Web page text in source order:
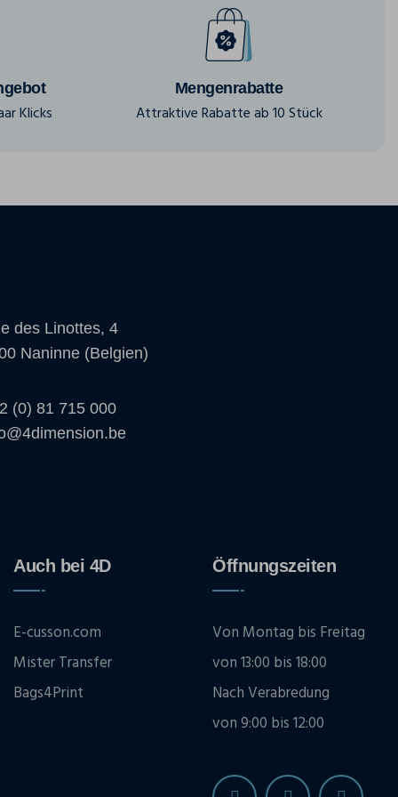
Klicks
Mengenrabatte
Attraktive Rabatte ab 10 Stück
des Linottes, 4
Naninne (Belgien)
(0) 81 715 000
Auch bei 4D
E-cusson.com
Mister Transfer
Bags4Print
Öffnungszeiten
Von Montag bis Freitag
von 13:00 bis 18:00
Nach Verabredung
von 9:00 bis 12:00